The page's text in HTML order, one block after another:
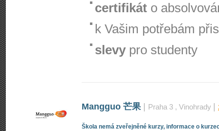
certifikát o
k Vašim potřebám
slevy pro studenty
Mangguo 芒果 Praha 3 , Vinohrady
Škola nemá zveřejněné kurzy, informace o